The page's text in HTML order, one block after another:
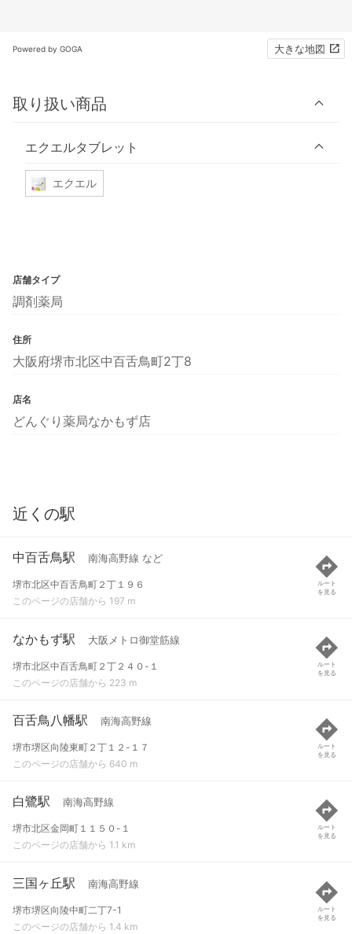
Powered by GOGA 大きな地図
取り扱い商品
エクエルタブレット
エクエル
店舗タイプ
調剤薬局
住所
大阪府堺市北区中百舌鳥町2丁8
店名
どんぐり薬局なかもず店
近くの駅
中百舌鳥駅 南海高野線 など
堺市北区中百舌鳥町２丁１９６
このページの店舗から 197 m
ルート
を見る
なかもず駅 大阪メトロ御堂筋線
堺市北区中百舌鳥町２丁２４０-１
このページの店舗から 223 m
ルート
を見る
百舌鳥八幡駅 南海高野線
堺市堺区向陵東町２丁１２-１７
このページの店舗から 640 m
ルート
を見る
白鷺駅 南海高野線
堺市北区金岡町１１５０-１
このページの店舗から 1.1 km
ルート
を見る
三国ヶ丘駅 南海高野線
堺市堺区向陵中町二丁7-1
このページの店舗から 1.4 km
ルート
を見る